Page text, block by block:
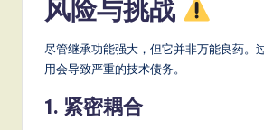
风险与挑战
尽管继承功能强大，但它并非万能良药。
用会导致严重的技术债务。
1. 紧密耦合